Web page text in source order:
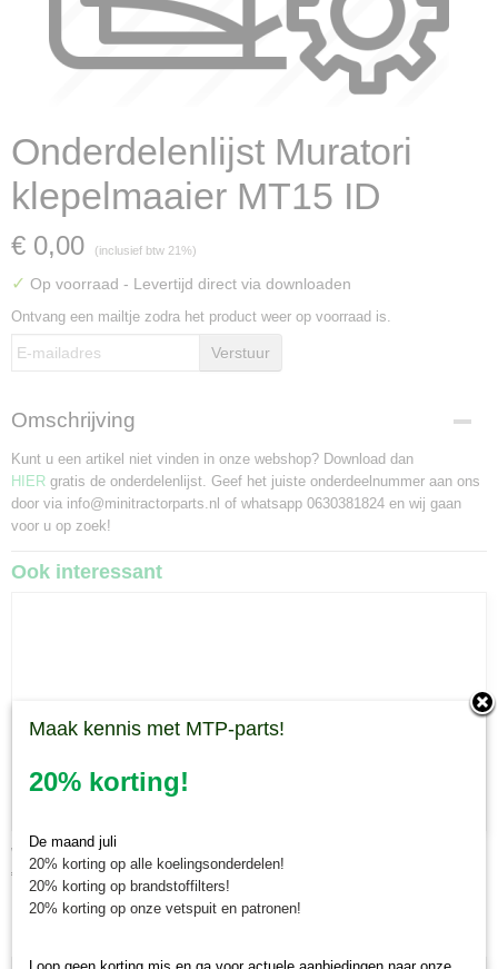
Onderdelenlijst Muratori
klepelmaaier MT15 ID
€ 0,00 (inclusief btw 21%)
✓ Op voorraad - Levertijd direct via downloaden
Ontvang een mailtje zodra het product weer op voorraad is.
Verstuur
Omschrijving
Kunt u een artikel niet vinden in onze webshop? Download dan
HIER gratis de onderdelenlijst. Geef het juiste onderdeelnummer aan ons
door via info@minitractorparts.nl of whatsapp 0630381824 en wij gaan
voor u op zoek!
Ook interessant
Wielhouder Muratori MT15ID/MT29/MT30R rechts
€ 94,91
Maak kennis met MTP-parts!
20% korting!
De maand juli
20% korting op alle koelingsonderdelen!
20% korting op brandstoffilters!
20% korting op onze vetspuit en patronen!